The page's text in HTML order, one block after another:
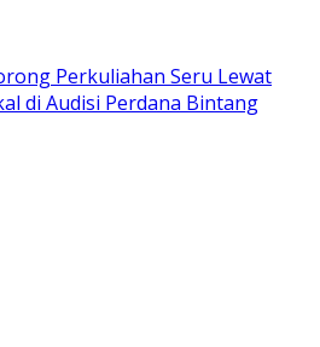
Perkuliahan Seru Lewat
di Audisi Perdana Bintang